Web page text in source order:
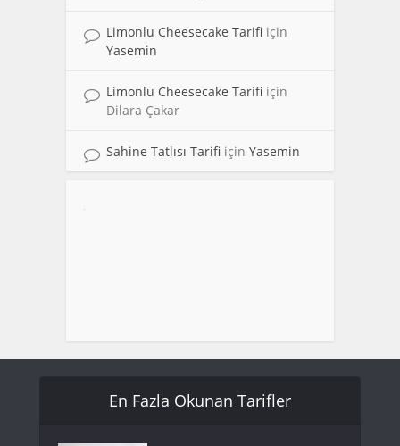
Limonlu Cheesecake Tarifi için
Yasemin
Limonlu Cheesecake Tarifi için
Dilara Çakar
Sahine Tatlısı Tarifi için Yasemin
En Fazla Okunan Tarifler